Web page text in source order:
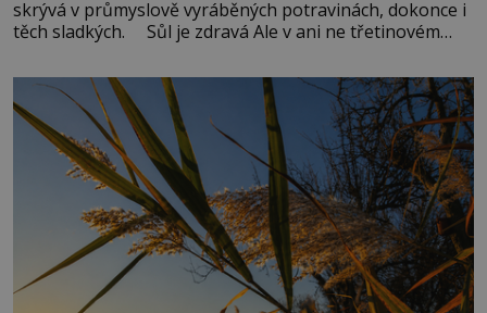
skrývá v průmyslově vyráběných potravinách, dokonce i
těch sladkých. Sůl je zdravá Ale v ani ne třetinovém
základní složky– sodík a chlór – jsou zásadní pro
správné hospodaření